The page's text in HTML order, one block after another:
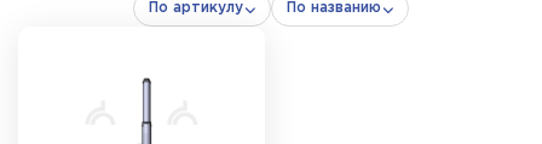
По артикулу По названию